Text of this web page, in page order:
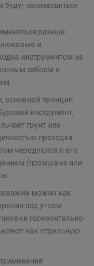
будут производиться
разные
и
инструментом из
забоем и
основной принцип
инструмент,
грунт или
проходка
чередуются с его
(промывка или
можно как
под углом.
горизонтально-
как отдельную